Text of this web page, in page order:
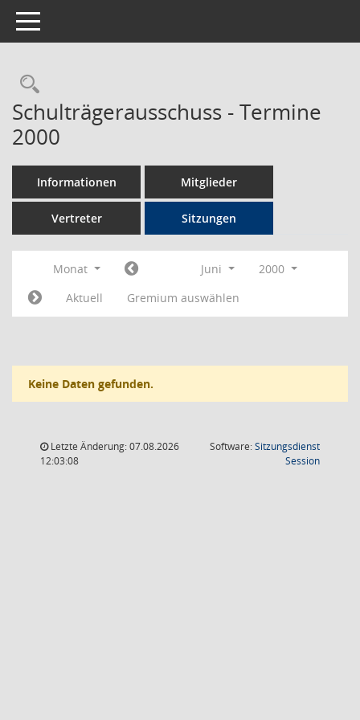
Toggle navigation
Rechercheauswahl
Schulträgerausschuss - Termine
2000
Informationen Mitglieder
Vertreter Sitzungen
Monat Juni
2000
Aktuell
Gremium auswählen
Keine Daten gefunden.
Letzte Änderung: 07.08.2026
12:03:08
Software:Sitzungsdienst
Session(Wird in